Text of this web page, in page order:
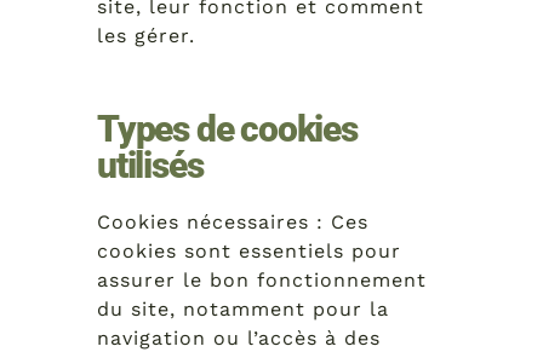
site, leur fonction et comment
les gérer.
Types de cookies
utilisés
Cookies nécessaires : Ces
cookies sont essentiels pour
assurer le bon fonctionnement
du site, notamment pour la
navigation ou l’accès à des